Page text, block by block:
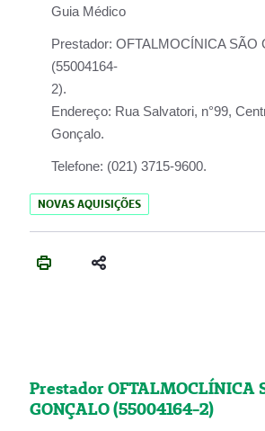
Guia Médico
Prestador: OFTALMOCÍNICA SÃO
(55004164-
Endereço: Rua Salvatori, n°99,
Gonçalo.
Telefone: (021) 3715-9600.
NOVAS AQUISIÇÕES
Prestador OFTALMOCLÍNICA
GONÇALO (55004164-2)